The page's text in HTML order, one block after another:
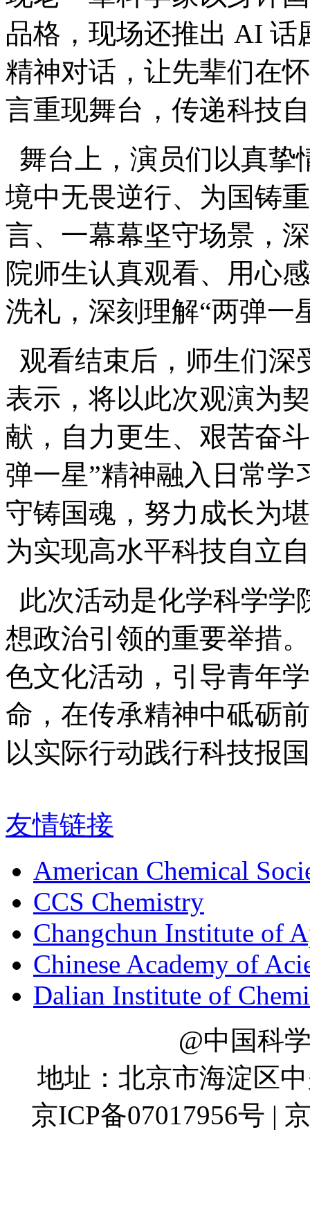
品格，现场还推出 AI
精神对话，让先辈们在
言重现舞台，传递科技
舞台上，演员们以真挚
境中无畏逆行、为国铸
言、一幕幕坚守场景，
院师生认真观看、用心
洗礼，深刻理解“两弹一
观看结束后，师生们深
表示，将以此次观演为
献，自力更生、艰苦奋
弹一星”精神融入日常学
守铸国魂，努力成长为
为实现高水平科技自立
此次活动是化学科学学
想政治引领的重要举措
色文化活动，引导青年
命，在传承精神中砥砺
以实际行动践行科技报
友情链接
American Chemical
CCS Chemistry
Changchun Institute of
Chinese Academy of
Dalian Institute of
@中国科
地址：北京市海淀区
京ICP备07017956号 |